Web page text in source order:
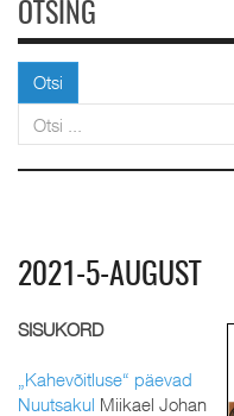
OTSING
Otsi
2021-5-AUGUST
SISUKORD
„Kahevõitluse“ päevad
Nuutsakul Miikael Johan